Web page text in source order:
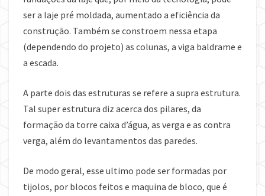
ser a laje pré moldada, aumentado a eficiência da
construção. Também se constroem nessa etapa
(dependendo do projeto) as colunas, a viga baldrame e
a escada.
A parte dois das estruturas se refere a supra estrutura.
Tal super estrutura diz acerca dos pilares, da
formação da torre caixa d’água, as verga e as contra
verga, além do levantamentos das paredes.
De modo geral, esse ultimo pode ser formadas por
tijolos, por blocos feitos e maquina de bloco, que é